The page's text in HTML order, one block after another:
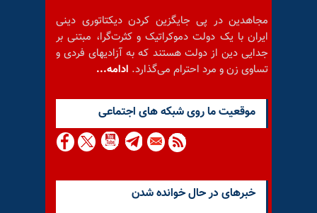
مجاهدین در پی جایگزین کردن دیکتاتوری دینی
ایران با یک دولت دموکراتیک و کثرت‌گرا، مبتنی بر
جدایی دین از دولت هستند که به آزادیهای فردی و
تساوی زن و مرد احترام می‌گذارد. ادامه...
موقعيت ما روى شبكه هاى اجتماعى
خبرهای در حال خوانده شدن